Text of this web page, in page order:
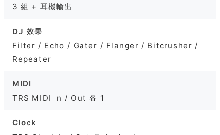
3 組 + 耳機輸出
DJ 效果
Filter / Echo / Gater / Flanger / Bitcrusher /
Repeater
MIDI
TRS MIDI In / Out 各 1
Clock